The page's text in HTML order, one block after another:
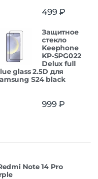
499₽
Защитнoe
cтекло
Keephone
KP-SPG022
Delux full
glass 2.5D для
S24 black
999₽
Note 14 Pro